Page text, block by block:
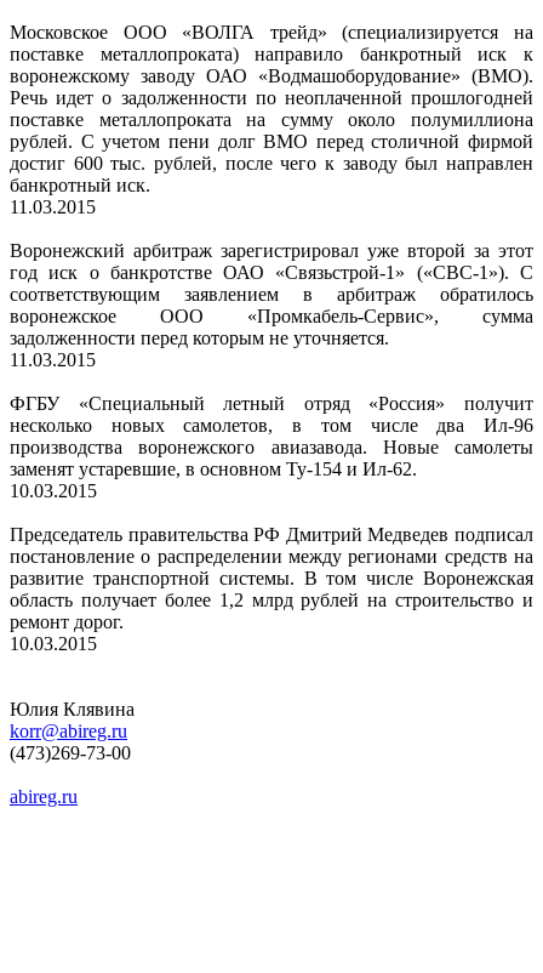
Московское ООО «ВОЛГА трейд» (специализируется на
поставке металлопроката) направило банкротный иск к
воронежскому заводу ОАО «Водмашоборудование» (ВМО).
Речь идет о задолженности по неоплаченной прошлогодней
поставке металлопроката на сумму около полумиллиона
рублей. С учетом пени долг ВМО перед столичной фирмой
достиг 600 тыс. рублей, после чего к заводу был направлен
банкротный иск.
11.03.2015
Воронежский арбитраж зарегистрировал уже второй за этот
год иск о банкротстве ОАО «Связьстрой-1» («СВС-1»). С
соответствующим заявлением в арбитраж обратилось
воронежское ООО «Промкабель-Сервис», сумма
задолженности перед которым не уточняется.
11.03.2015
ФГБУ «Специальный летный отряд «Россия» получит
несколько новых самолетов, в том числе два Ил-96
производства воронежского авиазавода. Новые самолеты
заменят устаревшие, в основном Ту-154 и Ил-62.
10.03.2015
Председатель правительства РФ Дмитрий Медведев подписал
постановление о распределении между регионами средств на
развитие транспортной системы. В том числе Воронежская
область получает более 1,2 млрд рублей на строительство и
ремонт дорог.
10.03.2015
Юлия Клявина
korr@abireg.ru
(473)269-73-00
abireg.ru